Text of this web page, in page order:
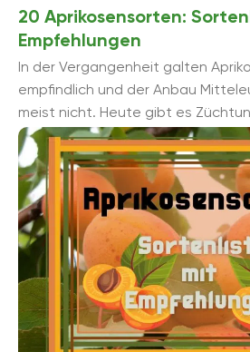
20 Aprikosensorten:
Empfehlungen
In der Vergangenheit galten
empfindlich und der Anbau
meist nicht. Heute gibt es
empfehlenswerte
im Folgenden näher ...